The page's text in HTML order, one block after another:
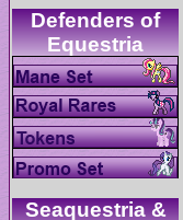
Defenders of
Seaquestria &